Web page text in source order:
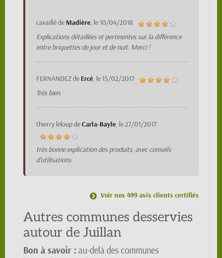
cavailléde Madière, le 10/04/2018
Explications détaillées et pertinentes sur la différence
entre briquettes de jour et de nuit. Merci !
FERNANDEZde Ercé, le 15/02/2017
Très bien.
thierry leloupdeCarla-Bayle, le27/01/2017
très bonne explication des produits, avec conseils
d'utilisations
Voir nos 499 avis clients certifiés
Autres communes desservies
autour de Juillan
Bon à savoir : au-delà des communes